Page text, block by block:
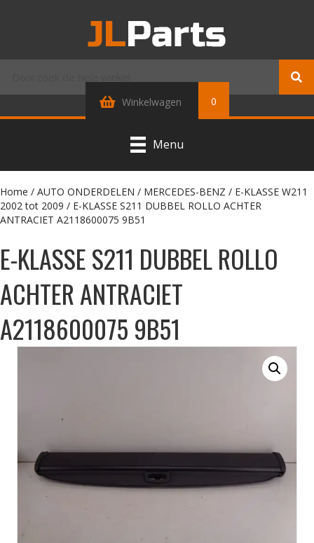
Winkelwagen 0
Menu
Home / AUTO ONDERDELEN / MERCEDES-BENZ / E-KLASSE W211
2002 tot 2009 / E-KLASSE S211 DUBBEL ROLLO ACHTER
ANTRACIET A2118600075 9B51
E-KLASSE S211 DUBBEL ROLLO
ACHTER ANTRACIET
A2118600075 9B51